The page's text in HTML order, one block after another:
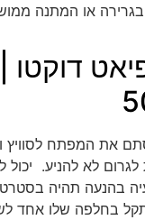
בגרירה או המתנה
את המפתח לסוויץ
לגרום לא להניע.
בהנעה תהיה
בחלפה שלו אחד